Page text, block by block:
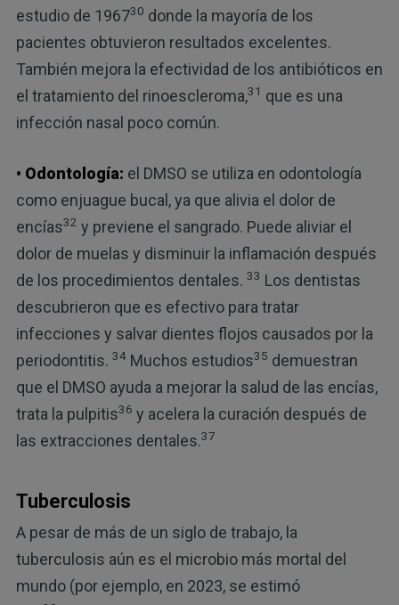
estudio de 196730 donde la mayoría de los
pacientes obtuvieron resultados excelentes.
También mejora la efectividad de los antibióticos en
el tratamiento del rinoescleroma,31 que es una
infección nasal poco común.
• Odontología: el DMSO se utiliza en odontología
como enjuague bucal, ya que alivia el dolor de
encías32 y previene el sangrado. Puede aliviar el
dolor de muelas y disminuir la inflamación después
de los procedimientos dentales. 33 Los dentistas
descubrieron que es efectivo para tratar
infecciones y salvar dientes flojos causados por la
periodontitis. 34Muchos estudios35 demuestran
que el DMSO ayuda a mejorar la salud de las encías,
trata la pulpitis36 y acelera la curación después de
las extracciones dentales.37
Tuberculosis
A pesar de más de un siglo de trabajo, la
tuberculosis aún es el microbio más mortal del
mundo (por ejemplo, en 2023, se estimó